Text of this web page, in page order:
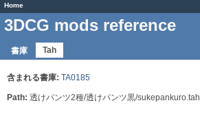
Home
3DCG mods reference
書庫 Tah
含まれる書庫: TA0185
Path: 透けパンツ2種/透けパンツ黒/sukepankuro.tah